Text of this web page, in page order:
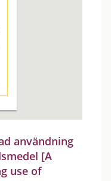
användning
[A
use of